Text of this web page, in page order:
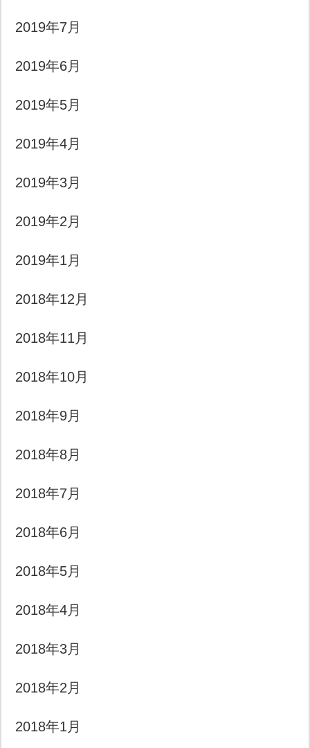
2019年7月
2019年6月
2019年5月
2019年4月
2019年3月
2019年2月
2019年1月
2018年12月
2018年11月
2018年10月
2018年9月
2018年8月
2018年7月
2018年6月
2018年5月
2018年4月
2018年3月
2018年2月
2018年1月